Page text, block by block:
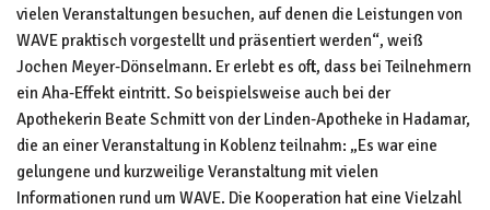
vielen Veranstaltungen besuchen, auf denen die Leistungen von
WAVE praktisch vorgestellt und präsentiert werden“, weiß
Jochen Meyer-Dönselmann. Er erlebt es oft, dass bei Teilnehmern
ein Aha-Effekt eintritt. So beispielsweise auch bei der
Apothekerin Beate Schmitt von der Linden-Apotheke in Hadamar,
die an einer Veranstaltung in Koblenz teilnahm: „Es war eine
gelungene und kurzweilige Veranstaltung mit vielen
Informationen rund um WAVE. Die Kooperation hat eine Vielzahl